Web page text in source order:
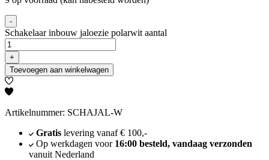
-
Schakelaar inbouw jaloezie polarwit aantal
+
Toevoegen aan winkelwagen
Artikelnummer: SCHAJAL-W
Gratislevering vanaf € 100,-
Op werkdagen voor 16:00 besteld, vandaag verzonden
vanuit Nederland